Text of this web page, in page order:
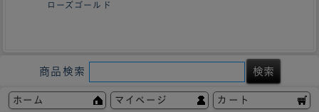
ローズゴールド
商品検索
ホーム マイページ カート